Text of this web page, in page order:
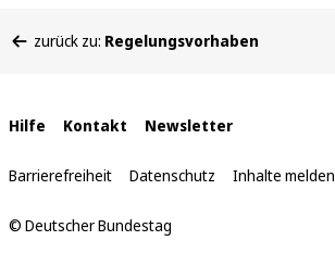
befinden
zurück zu: Regelungsvorhaben
Interne
Links
Hilfe Kontakt Newsletter
Barrierefreiheit Datenschutz Inhalte melden
© Deutscher Bundestag